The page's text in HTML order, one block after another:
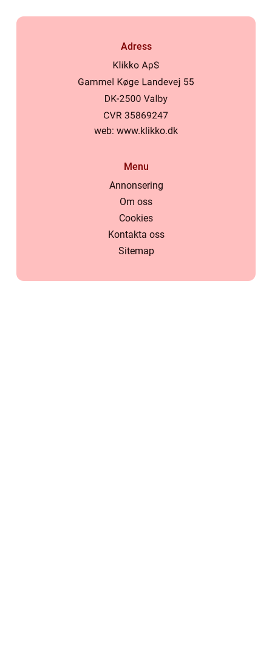
Adress
web: www.klikko.dk
Menu
Annonsering
Om oss
Cookies
Kontakta oss
Sitemap